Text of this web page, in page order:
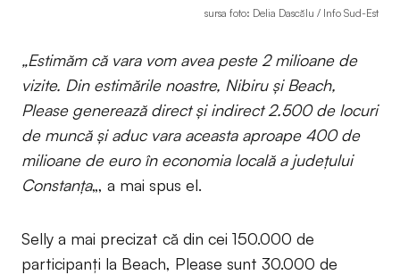
sursa foto: Delia Dascălu / Info Sud-Est
„Estimăm că vara vom avea peste 2 milioane de
vizite. Din estimările noastre, Nibiru și Beach,
Please generează direct și indirect 2.500 de locuri
de muncă și aduc vara aceasta aproape 400 de
milioane de euro în economia locală a județului
Constanța„, a mai spus el.
Selly a mai precizat că din cei 150.000 de
participanți la Beach, Please sunt 30.000 de